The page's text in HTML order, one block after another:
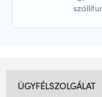
ÜGYFÉLSZOLGÁLAT